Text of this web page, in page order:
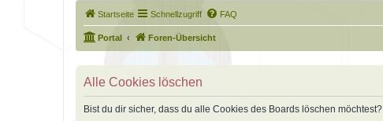
Startseite Schnellzugriff FAQ
Portal Foren-Übersicht
Alle Cookies löschen
Bist du dir sicher, dass du alle Cookies des Boards löschen möchtest?